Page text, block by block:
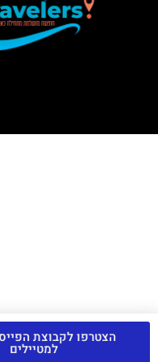
הצטרפו לקבוצת
למטיילים